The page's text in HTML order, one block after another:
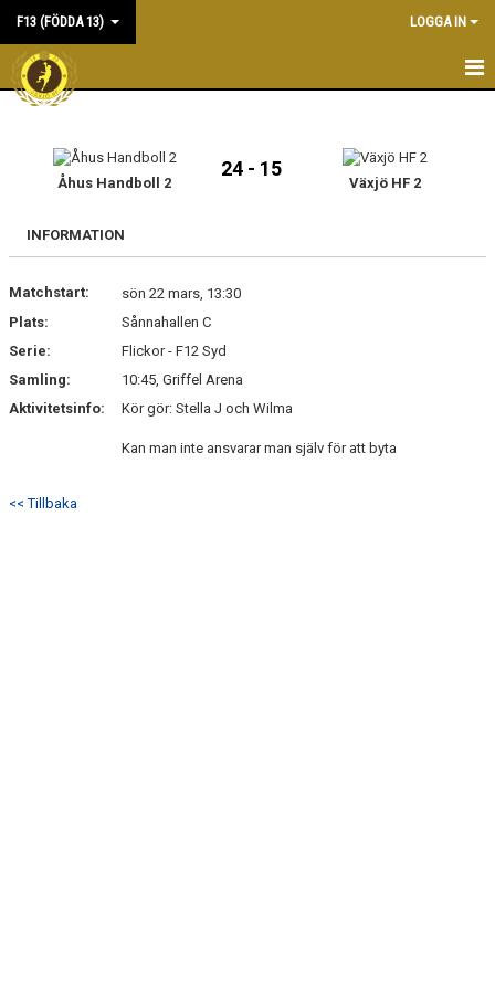
F13 (FÖDDA 13) LOGGA IN
HEM
NYHETER
MATCHER
TRUPPEN
DOKUMENT
Åhus Handboll 2
24 - 15
Växjö HF 2
INFORMATION
Matchstart:
sön 22 mars, 13:30
Plats:
Sånnahallen C
Serie:
Flickor - F12 Syd
Samling:
10:45, Griffel Arena
Aktivitetsinfo:
Kör gör: Stella J och Wilma
Kan man inte ansvarar man själv för att byta
<< Tillbaka